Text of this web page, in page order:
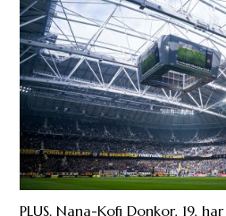
PLUS. Nana-Kofi Donkor, 19,